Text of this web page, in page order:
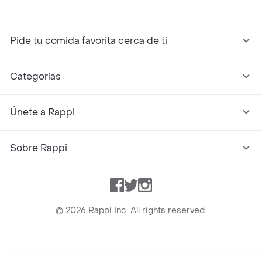
Pide tu comida favorita cerca de ti
Categorías
Únete a Rappi
Sobre Rappi
Facebook
TwitterInstagram
© 2026 Rappi Inc. All rights reserved.